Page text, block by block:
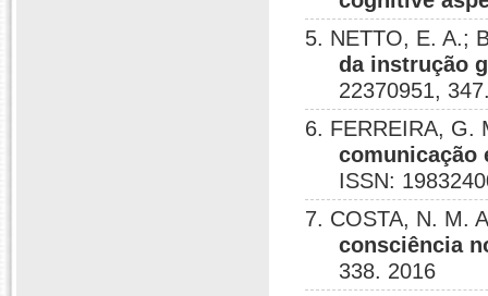
5. NETTO, E. A.;
da instrução
22370951,
6. FERREIRA, G.
comunicação
ISSN:
7. COSTA, N. M.
consciência
338. 2016